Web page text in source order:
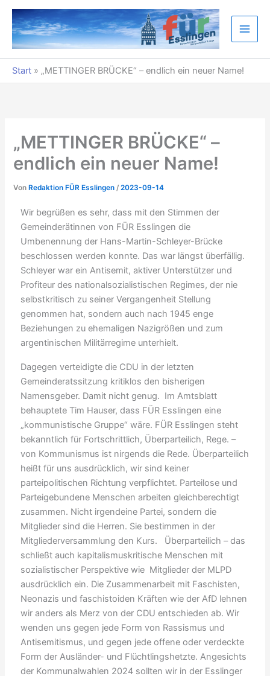
Zum
Inhalt
springen
Start » „METTINGER BRÜCKE“ – endlich ein neuer Name!
„METTINGER BRÜCKE“ –
endlich ein neuer Name!
Von Redaktion FÜR Esslingen/2023-09-14
Wir begrüßen es sehr, dass mit den Stimmen der
Gemeinderätinnen von FÜR Esslingen die
Umbenennung der Hans-Martin-Schleyer-Brücke
beschlossen werden konnte. Das war längst überfällig.
Schleyer war ein Antisemit, aktiver Unterstützer und
Profiteur des nationalsozialistischen Regimes, der nie
selbstkritisch zu seiner Vergangenheit Stellung
genommen hat, sondern auch nach 1945 enge
Beziehungen zu ehemaligen Nazigrößen und zum
argentinischen Militärregime unterhielt.
Dagegen verteidigte die CDU in der letzten
Gemeinderatssitzung kritiklos den bisherigen
Namensgeber. Damit nicht genug. Im Amtsblatt
behauptete Tim Hauser, dass FÜR Esslingen eine
„kommunistische Gruppe“ wäre. FÜR Esslingen steht
bekanntlich für Fortschrittlich, Überparteilich, Rege. –
von Kommunismus ist nirgends die Rede. Überparteilich
heißt für uns ausdrücklich, wir sind keiner
parteipolitischen Richtung verpflichtet. Parteilose und
Parteigebundene Menschen arbeiten gleichberechtigt
zusammen. Nicht irgendeine Partei, sondern die
Mitglieder sind die Herren. Sie bestimmen in der
Mitgliederversammlung den Kurs. Überparteilich – das
schließt auch kapitalismuskritische Menschen mit
sozialistischer Perspektive wie Mitglieder der MLPD
ausdrücklich ein. Die Zusammenarbeit mit Faschisten,
Neonazis und faschistoiden Kräften wie der AfD lehnen
wir anders als Merz von der CDU entschieden ab. Wir
wenden uns gegen jede Form von Rassismus und
Antisemitismus, und gegen jede offene oder verdeckte
Form der Ausländer- und Flüchtlingshetzte. Angesichts
der Kommunalwahlen 2024 sollten wir in der Esslinger